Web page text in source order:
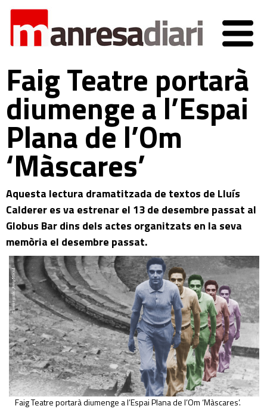
Faig Teatre portarà
diumenge a l’Espai
Plana de l’Om
‘Màscares’
Aquesta lectura dramatitzada de textos de Lluís
Calderer es va estrenar el 13 de desembre passat al
Globus Bar dins dels actes organitzats en la seva
memòria el desembre passat.
Faig Teatre portarà diumenge a l’Espai Plana de l’Om ‘Màscares’.